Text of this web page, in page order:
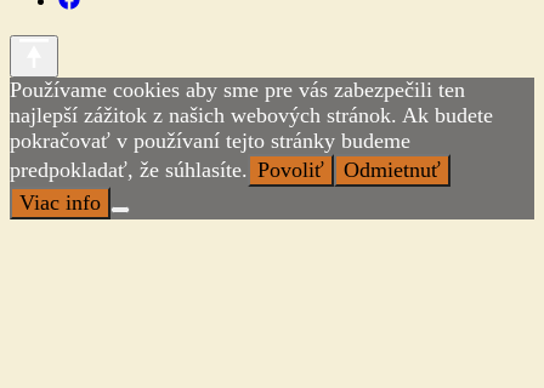
Používame cookies aby sme pre vás zabezpečili ten
najlepší zážitok z našich webových stránok. Ak budete
pokračovať v používaní tejto stránky budeme
predpokladať, že súhlasíte. Povoliť
Odmietnuť
Viac info